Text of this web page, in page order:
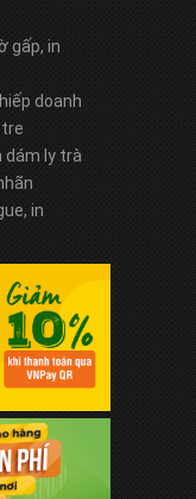
gấp, in
doanh
dám ly trà
in